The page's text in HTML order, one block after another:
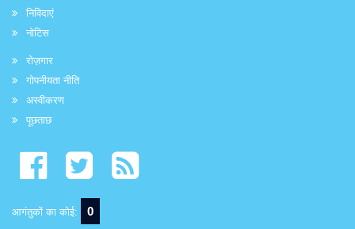
निविदाएं
नोटिस
रोज़गार
गोपनीयता नीति
अस्वीकरण
पूछताछ
आगंतुकों का कोई: 0